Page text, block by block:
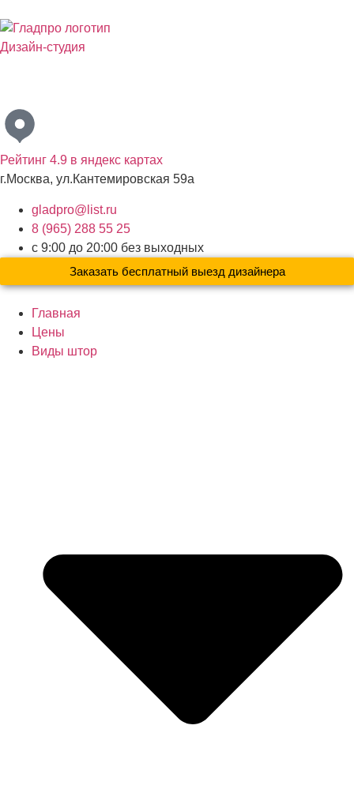
Дизайн-студия
Рейтинг 4.9 в яндекс картах
г.Москва, ул.Кантемировская 59а
gladpro@list.ru
8 (965) 288 55 25
с 9:00 до 20:00 без выходных
Заказать бесплатный выезд дизайнера
Главная
Цены
Виды штор